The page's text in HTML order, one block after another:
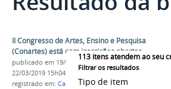
113 itens atendem ao seu
Filtrar os resultados
Tipo de item
II Congresso de Artes, Ensino e Pesquisa
(Conartes) está com inscrições abertas
publicado em 19/03/2019 —última modificaçãoem
22/03/2019 15h04
registrado em: Campus Juazeiro ,Artes Visuais